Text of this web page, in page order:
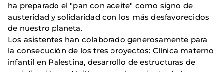
ha preparado el "pan con aceite" como signo de
austeridad y solidaridad con los más desfavorecidos
de nuestro planeta.
Los asistentes han colaborado generosamente para
la consecución de los tres proyectos: Clínica materno
infantil en Palestina, desarrollo de estructuras de